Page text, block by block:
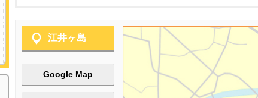
江井ヶ島
Google Map